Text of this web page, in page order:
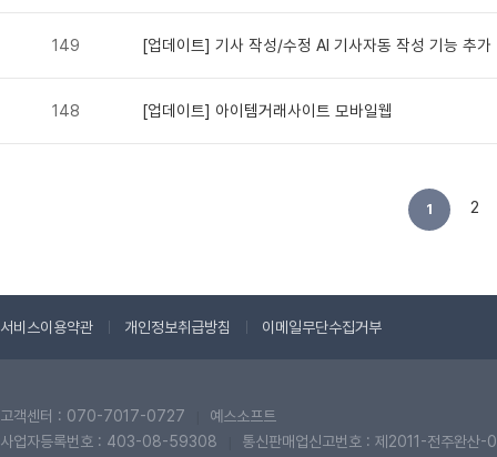
149 [업데이트] 기사 작성/수정 AI 기사자동 작성 기능 추가
148 [업데이트] 아이템거래사이트 모바일웹
1 2
서비스이용약관 개인정보취급방침 이메일무단수집거부
고객센터 : 070-7017-0727
예스소프트
사업자등록번호 : 403-08-59308
통신판매업신고번호 : 제2011-전주완산